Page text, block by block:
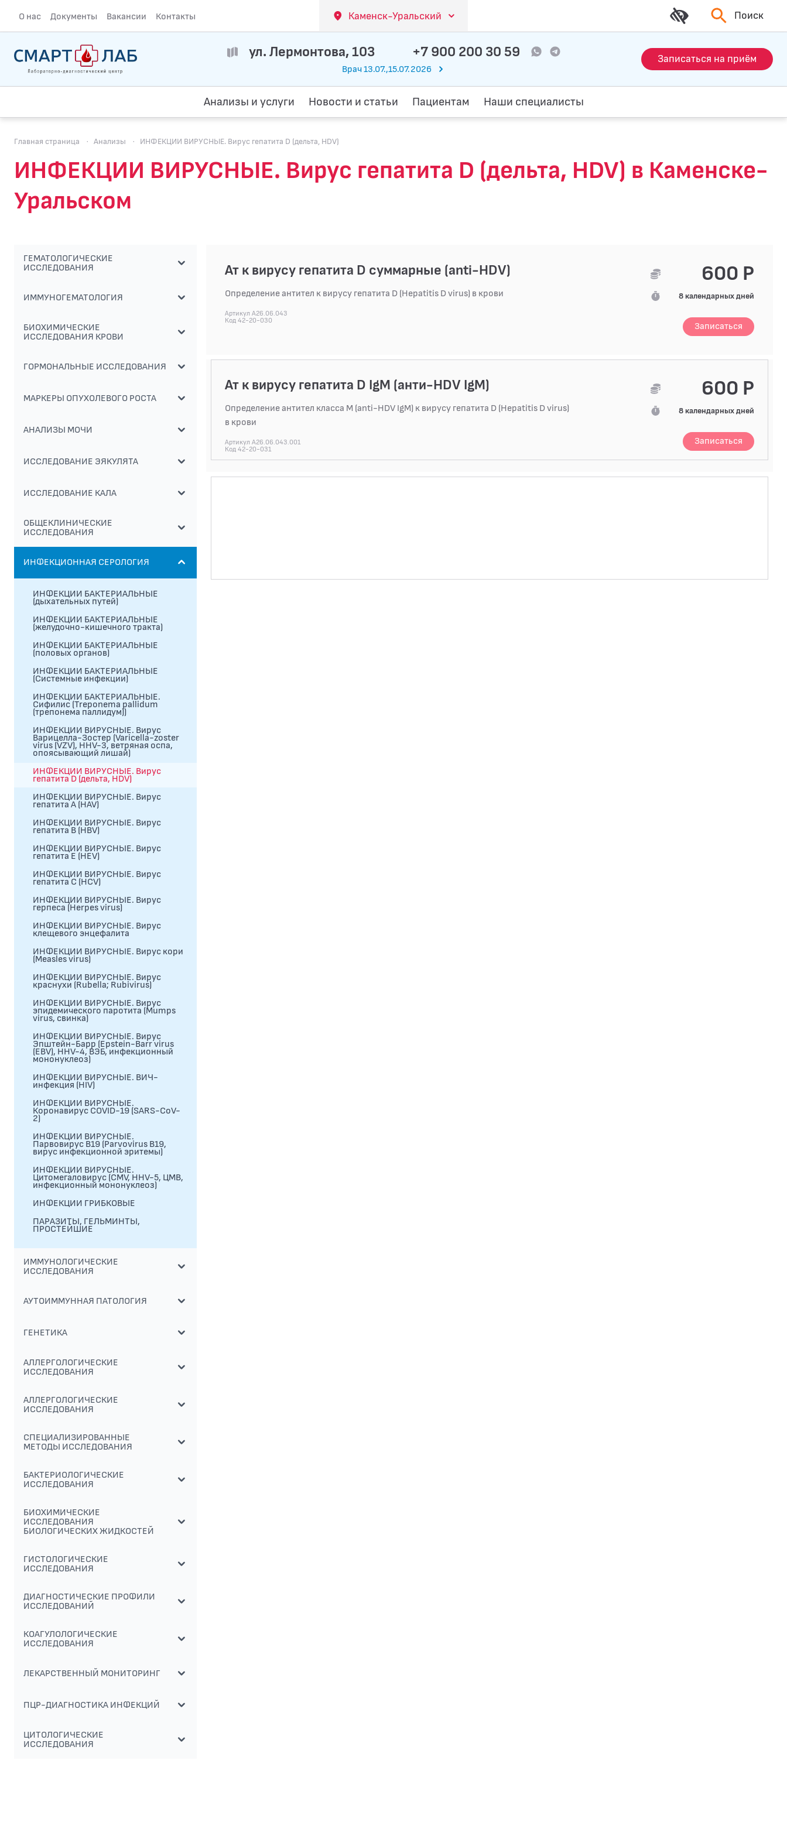
О нас Документы Вакансии Контакты Каменск-Уральский Поиск
ул. Лермонтова, 103 +7 900 200 30 59
Врач 13.07.,15.07.2026
Записаться на приём
Анализы и услуги Новости и статьи Пациентам Наши специалисты
Главная страница · Анализы · ИНФЕКЦИИ ВИРУСНЫЕ. Вирус гепатита D (дельта, HDV)
ИНФЕКЦИИ ВИРУСНЫЕ. Вирус гепатита D (дельта, HDV) в Каменске-
Уральском
ГЕМАТОЛОГИЧЕСКИЕ
ИССЛЕДОВАНИЯ
ИММУНОГЕМАТОЛОГИЯ
БИОХИМИЧЕСКИЕ
ИССЛЕДОВАНИЯ КРОВИ
ГОРМОНАЛЬНЫЕ ИССЛЕДОВАНИЯ
МАРКЕРЫ ОПУХОЛЕВОГО РОСТА
АНАЛИЗЫ МОЧИ
ИССЛЕДОВАНИЕ ЭЯКУЛЯТА
ИССЛЕДОВАНИЕ КАЛА
ОБЩЕКЛИНИЧЕСКИЕ
ИССЛЕДОВАНИЯ
ИНФЕКЦИОННАЯ СЕРОЛОГИЯ
ИНФЕКЦИИ БАКТЕРИАЛЬНЫЕ
(дыхательных путей)
ИНФЕКЦИИ БАКТЕРИАЛЬНЫЕ
(желудочно-кишечного тракта)
ИНФЕКЦИИ БАКТЕРИАЛЬНЫЕ
(половых органов)
ИНФЕКЦИИ БАКТЕРИАЛЬНЫЕ
(Системные инфекции)
ИНФЕКЦИИ БАКТЕРИАЛЬНЫЕ.
Сифилис (Treponema pallidum
(трепонема паллидум))
ИНФЕКЦИИ ВИРУСНЫЕ. Вирус
Варицелла-Зостер (Varicella-zoster
virus (VZV), HHV-3, ветряная оспа,
опоясывающий лишай)
ИНФЕКЦИИ ВИРУСНЫЕ. Вирус
гепатита D (дельта, HDV)
ИНФЕКЦИИ ВИРУСНЫЕ. Вирус
гепатита А (HAV)
ИНФЕКЦИИ ВИРУСНЫЕ. Вирус
гепатита В (HBV)
ИНФЕКЦИИ ВИРУСНЫЕ. Вирус
гепатита Е (HEV)
ИНФЕКЦИИ ВИРУСНЫЕ. Вирус
гепатита С (HCV)
ИНФЕКЦИИ ВИРУСНЫЕ. Вирус
герпеса (Herpes virus)
ИНФЕКЦИИ ВИРУСНЫЕ. Вирус
клещевого энцефалита
ИНФЕКЦИИ ВИРУСНЫЕ. Вирус кори
(Measles virus)
ИНФЕКЦИИ ВИРУСНЫЕ. Вирус
краснухи (Rubella; Rubivirus)
ИНФЕКЦИИ ВИРУСНЫЕ. Вирус
эпидемического паротита (Mumps
virus, свинка)
ИНФЕКЦИИ ВИРУСНЫЕ. Вирус
Эпштейн-Барр (Epstein-Barr virus
(EBV), HHV-4, ВЭБ, инфекционный
мононуклеоз)
ИНФЕКЦИИ ВИРУСНЫЕ. ВИЧ-
инфекция (HIV)
ИНФЕКЦИИ ВИРУСНЫЕ.
Коронавирус COVID-19 (SARS-CoV-
2)
ИНФЕКЦИИ ВИРУСНЫЕ.
Парвовирус B19 (Parvovirus B19,
вирус инфекционной эритемы)
ИНФЕКЦИИ ВИРУСНЫЕ.
Цитомегаловирус (CMV, HHV-5, ЦМВ,
инфекционный мононуклеоз)
ИНФЕКЦИИ ГРИБКОВЫЕ
ПАРАЗИТЫ, ГЕЛЬМИНТЫ,
ПРОСТЕЙШИЕ
ИММУНОЛОГИЧЕСКИЕ
ИССЛЕДОВАНИЯ
АУТОИММУННАЯ ПАТОЛОГИЯ
ГЕНЕТИКА
АЛЛЕРГОЛОГИЧЕСКИЕ
ИССЛЕДОВАНИЯ
АЛЛЕРГОЛОГИЧЕСКИЕ
ИССЛЕДОВАНИЯ
СПЕЦИАЛИЗИРОВАННЫЕ
МЕТОДЫ ИССЛЕДОВАНИЯ
БАКТЕРИОЛОГИЧЕСКИЕ
ИССЛЕДОВАНИЯ
БИОХИМИЧЕСКИЕ
ИССЛЕДОВАНИЯ
БИОЛОГИЧЕСКИХ ЖИДКОСТЕЙ
ГИСТОЛОГИЧЕСКИЕ
ИССЛЕДОВАНИЯ
ДИАГНОСТИЧЕСКИЕ ПРОФИЛИ
ИССЛЕДОВАНИЙ
КОАГУЛОЛОГИЧЕСКИЕ
ИССЛЕДОВАНИЯ
ЛЕКАРСТВЕННЫЙ МОНИТОРИНГ
ПЦР-ДИАГНОСТИКА ИНФЕКЦИЙ
ЦИТОЛОГИЧЕСКИЕ
ИССЛЕДОВАНИЯ
Ат к вирусу гепатита D суммарные (anti-HDV)
Определение антител к вирусу гепатита D (Hepatitis D virus) в крови
Артикул A26.06.043
Код 42-20-030
600 Р
8 календарных дней
Записаться
Ат к вирусу гепатита D IgM (анти-HDV IgM)
Определение антител класса M (anti-HDV IgM) к вирусу гепатита D (Hepatitis D virus)
в крови
Артикул A26.06.043.001
Код 42-20-031
600 Р
8 календарных дней
Записаться